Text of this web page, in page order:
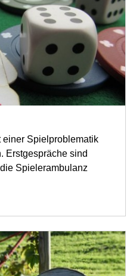
einer Spielproblematik
Erstgespräche sind
Spielerambulanz